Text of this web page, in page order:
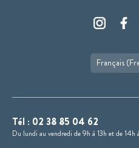
Français
Tél : 02 38 85 04 62
Du lundi au vendredi de 9h à 13h et de 14h